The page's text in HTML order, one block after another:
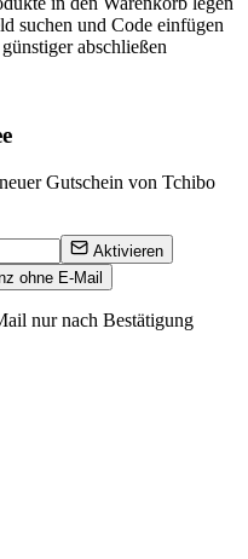
suchen und Code einfügen
abschließen
Gutschein von Tchibo
Aktivieren
ohne E-Mail
nur nach Bestätigung